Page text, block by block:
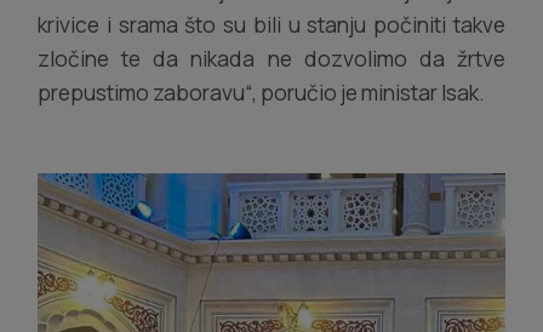
krivice i srama što su bili u stanju počiniti takve
zločine te da nikada ne dozvolimo da žrtve
prepustimo zaboravu“, poručio je ministar Isak.